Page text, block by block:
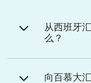
从西班牙
么？
向百慕大